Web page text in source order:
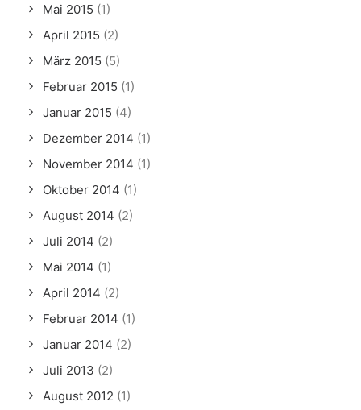
Mai 2015 (1)
April 2015 (2)
März 2015 (5)
Februar 2015 (1)
Januar 2015 (4)
Dezember 2014 (1)
November 2014 (1)
Oktober 2014 (1)
August 2014 (2)
Juli 2014 (2)
Mai 2014 (1)
April 2014 (2)
Februar 2014 (1)
Januar 2014 (2)
Juli 2013 (2)
August 2012 (1)